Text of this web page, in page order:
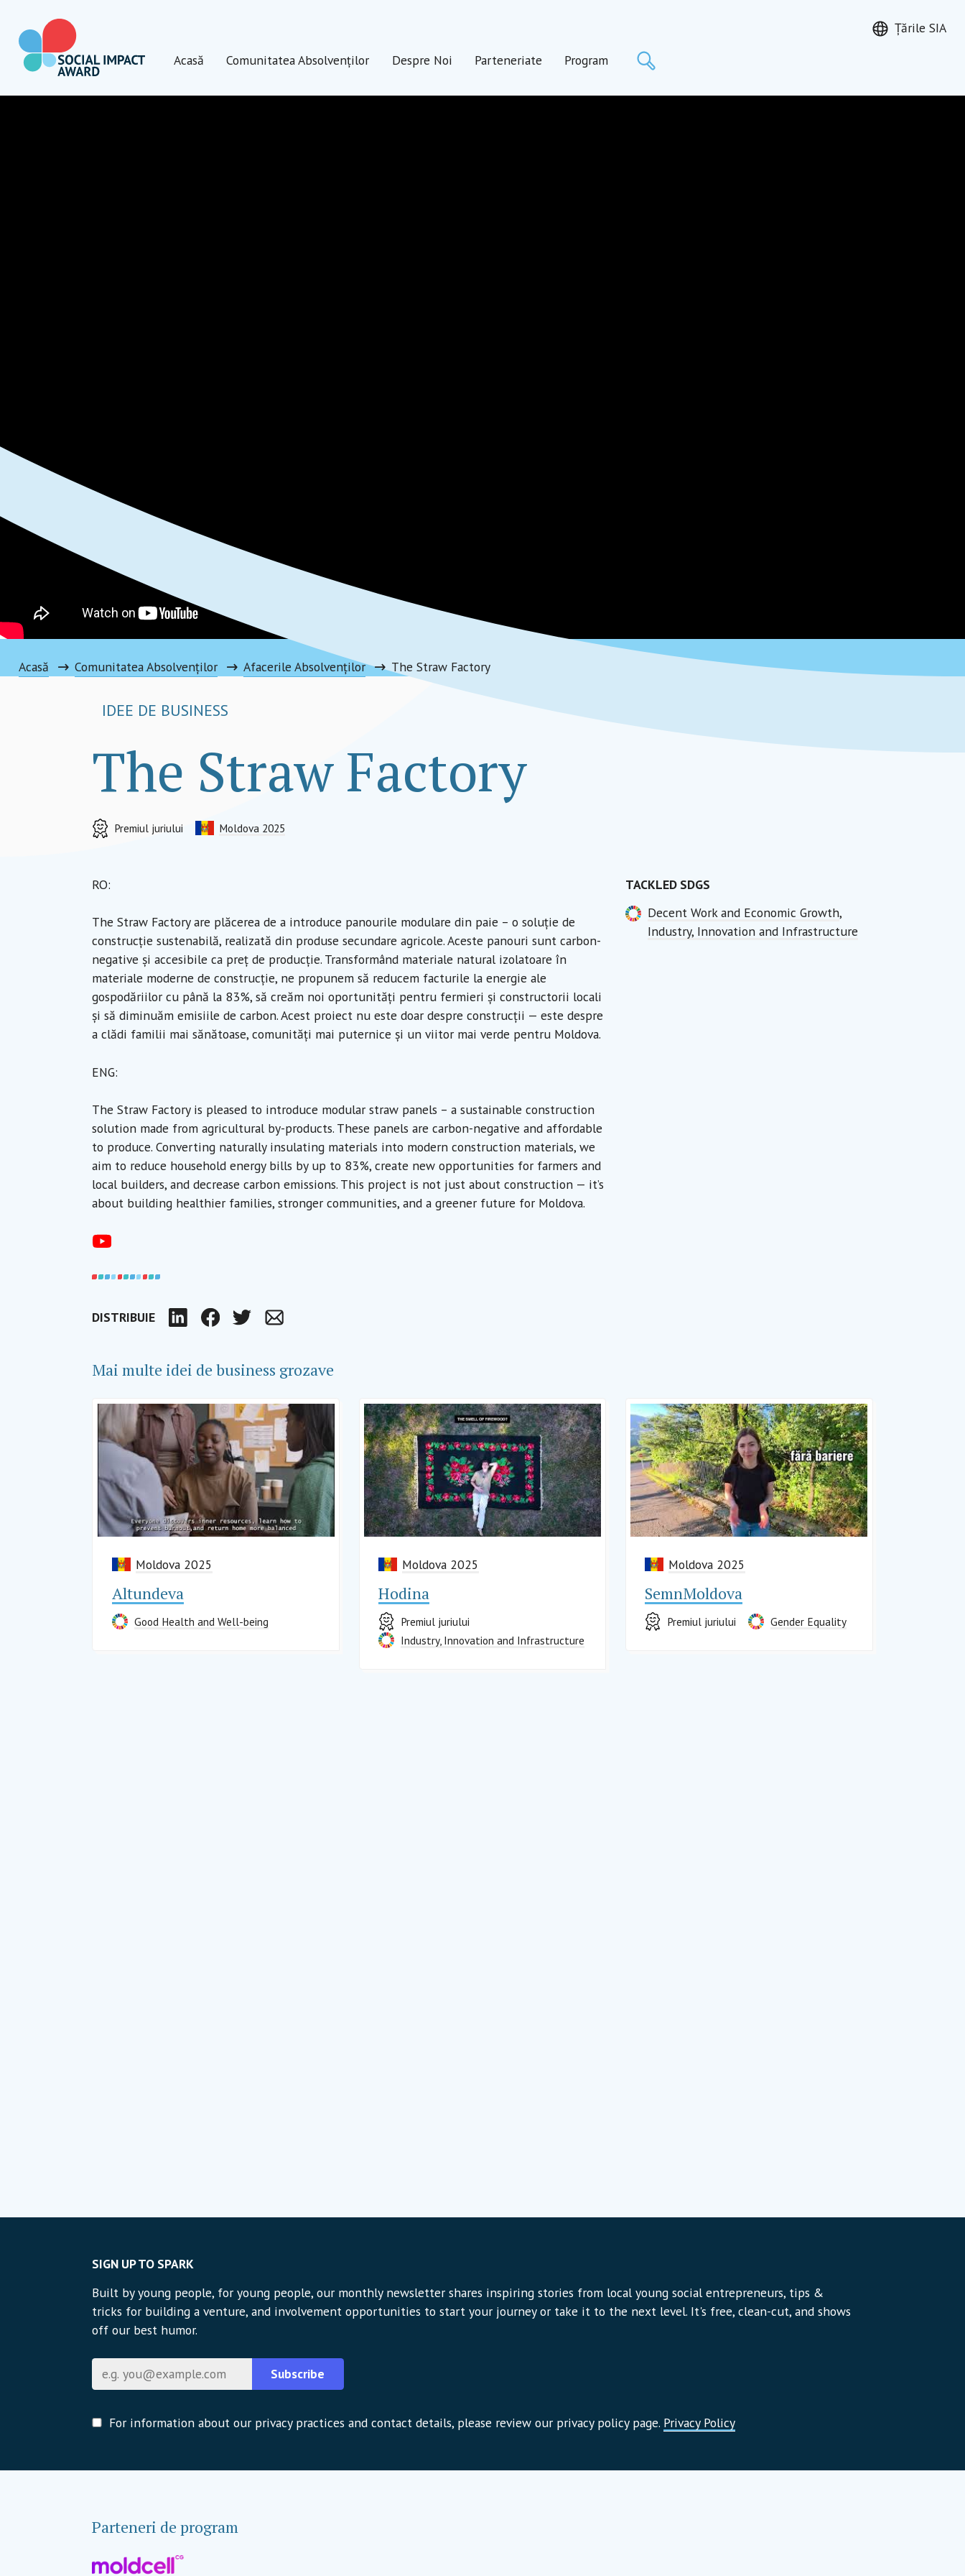
conținut
Acasă Comunitatea Absolvenților Despre Noi Parteneriate Program
Țările SIA
Acasă Comunitatea Absolvenților Afacerile Absolvenților The Straw Factory
IDEE DE BUSINESS
The Straw Factory
Premiul juriului Moldova 2025
TACKLED SDGS
Decent Work and Economic Growth,
Industry, Innovation and Infrastructure
RO:
The Straw Factory are plăcerea de a introduce panourile modulare din paie – o soluție de
construcție sustenabilă, realizată din produse secundare agricole. Aceste panouri sunt carbon-
negative și accesibile ca preț de producție. Transformând materiale natural izolatoare în
materiale moderne de construcție, ne propunem să reducem facturile la energie ale
gospodăriilor cu până la 83%, să creăm noi oportunități pentru fermieri și constructorii locali
și să diminuăm emisiile de carbon. Acest proiect nu este doar despre construcții — este despre
a clădi familii mai sănătoase, comunități mai puternice și un viitor mai verde pentru Moldova.
ENG:
The Straw Factory is pleased to introduce modular straw panels – a sustainable construction
solution made from agricultural by-products. These panels are carbon-negative and affordable
to produce. Converting naturally insulating materials into modern construction materials, we
aim to reduce household energy bills by up to 83%, create new opportunities for farmers and
local builders, and decrease carbon emissions. This project is not just about construction — it’s
about building healthier families, stronger communities, and a greener future for Moldova.
DISTRIBUIE LinkedInFacebookTwitterEmail
Mai multe idei de business grozave
Moldova 2025
Altundeva
Good Health and Well-being
Moldova 2025
Hodina
Premiul juriului
Industry, Innovation and Infrastructure
Moldova 2025
SemnMoldova
Premiul juriului Gender Equality
SIGN UP TO SPARK
Built by young people, for young people, our monthly newsletter shares inspiring stories from local young social entrepreneurs, tips &
tricks for building a venture, and involvement opportunities to start your journey or take it to the next level. It's free, clean-cut, and shows
off our best humor.
Subscribe
For information about our privacy practices and contact details, please review our privacy policy page. Privacy Policy
Parteneri de program